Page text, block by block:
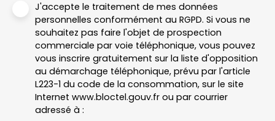
J'accepte le traitement de mes données
personnelles conformément au RGPD. Si vous ne
souhaitez pas faire l'objet de prospection
commerciale par voie téléphonique, vous pouvez
vous inscrire gratuitement sur la liste d'opposition
au démarchage téléphonique, prévu par l'article
L223-1 du code de la consommation, sur le site
Internet www.bloctel.gouv.fr ou par courrier
adressé à :